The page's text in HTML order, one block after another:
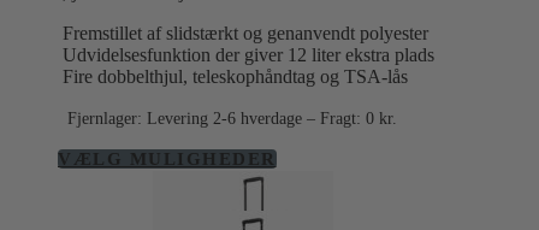
Fremstillet af slidstærkt og genanvendt polyester
Udvidelsesfunktion der giver 12 liter ekstra plads
Fire dobbelthjul, teleskophåndtag og TSA-lås
Fjernlager: Levering 2-6 hverdage – Fragt: 0 kr.
VÆLG MULIGHEDERDette